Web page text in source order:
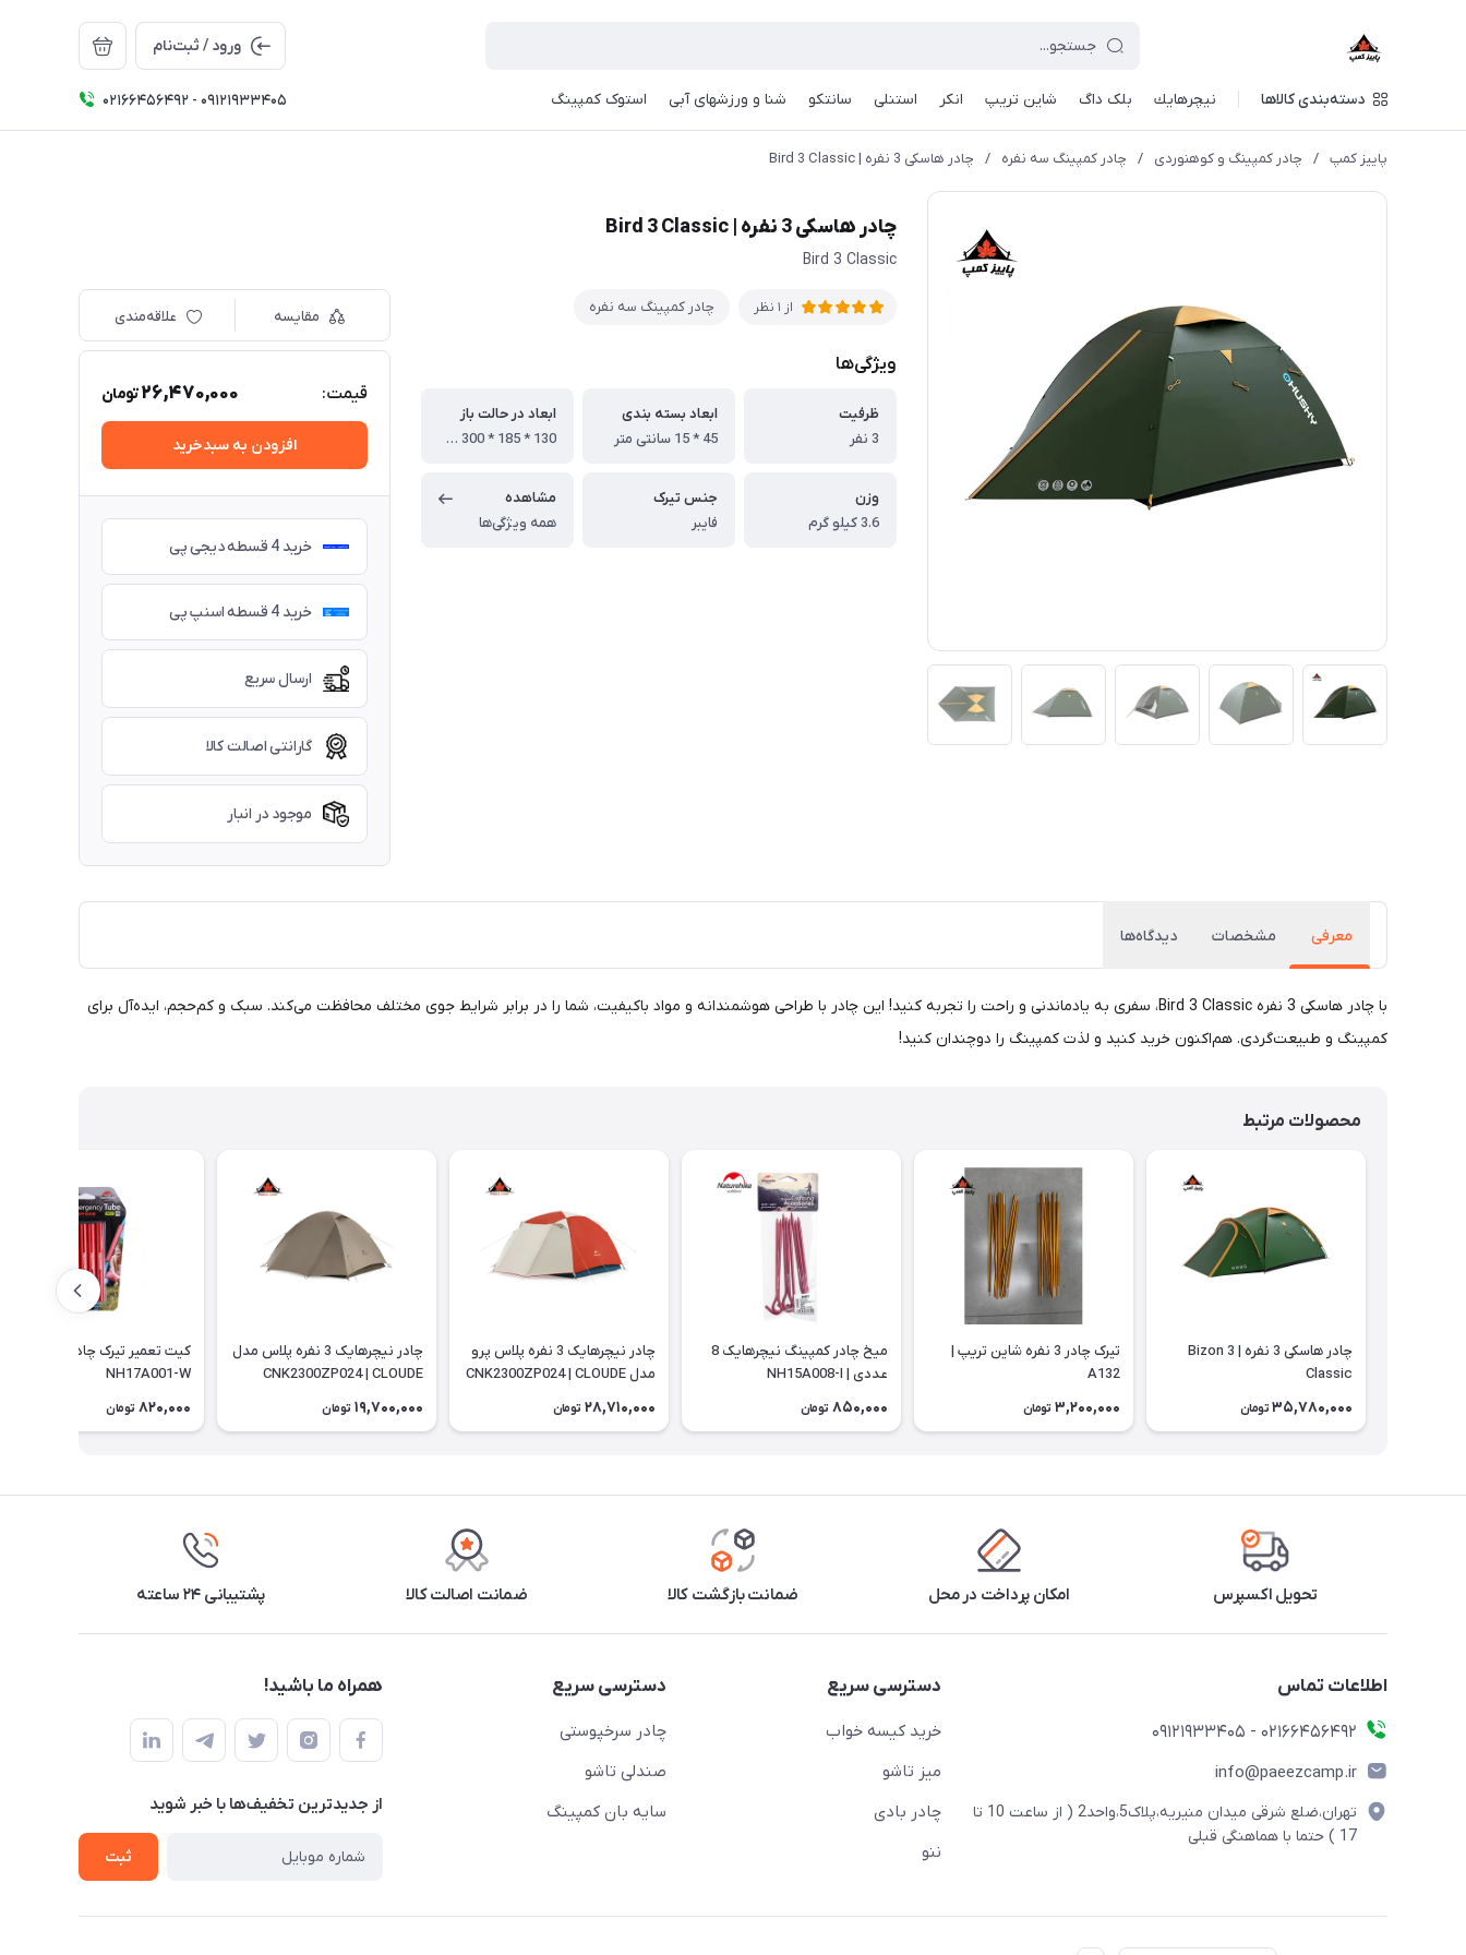
ورود / ثبت‌نام
دسته‌بندی کالاها نيچرهايك بلک داگ شاین تریپ انکر استنلی سانتکو شنا و ورزشهای آبی استوک کمپینگ 02166456492 - 09121933405
پاییز کمپ / چادر کمپینگ و کوهنوردی / چادر كمپينگ سه نفره / چادر هاسکی 3 نفره | Bird 3 Classic
چادر هاسکی 3 نفره | Bird 3 Classic
Bird 3 Classic
از 1 نظر چادر كمپينگ سه نفره
ویژگی‌ها
ظرفیت
3 نفر
ابعاد بسته بندی
45 * 15 سانتی متر
ابعاد در حالت باز
130 * 185 * 300 سانتی متر
وزن
3.6 کیلو گرم
جنس تیرک
فایبر
مشاهده
همه ویژگی‌ها
مقایسه علاقه‌مندی
قیمت: 26,470,000تومان
افزودن به سبدخرید
خرید 4 قسطه دیجی پی
خرید 4 قسطه اسنپ پی
ارسال سریع
گارانتی اصالت کالا
موجود در انبار
معرفی مشخصات دیدگاه‌ها
با چادر هاسکی 3 نفره Bird 3 Classic، سفری به یادماندنی و راحت را تجربه کنید! این چادر با طراحی هوشمندانه و مواد باکیفیت، شما را در برابر شرایط جوی مختلف محافظت می‌کند. سبک و کم‌حجم، ایده‌آل برای
کمپینگ و طبیعت‌گردی. هم‌اکنون خرید کنید و لذت کمپینگ را دوچندان کنید!
محصولات مرتبط
چادر هاسکی 3 نفره | Bizon 3
Classic
35,780,000 تومان
تیرک چادر 3 نفره شاین تریپ |
A132
3,200,000 تومان
میخ چادر کمپینگ نیچرهایک 8
عددی | NH15A008-I
850,000 تومان
چادر نیچرهایک 3 نفره پلاس پرو
مدل CNK2300ZP024 | CLOUDE
RIVER Pro
28,710,000 تومان
چادر نیچرهایک 3 نفره پلاس مدل
CNK2300ZP024 | CLOUDE
19,700,000 تومان
کیت تعمیر تیرک چادر |
NH17A001-W
820,000 تومان
تحویل اکسپرس امکان پرداخت در محل ضمانت بازگشت کالا ضمانت اصالت کالا پشتیبانی ۲۴ ساعته
اطلاعات تماس
02166456492 - 09121933405
info@paeezcamp.ir
تهران،ضلع شرقی میدان منیریه،پلاک5،واحد2 ( از ساعت 10 تا
17 ) حتما با هماهنگی قبلی
دسترسی سریع
خرید کیسه خواب
میز تاشو
چادر بادی
ننو
دسترسی سریع
چادر سرخپوستی
صندلی تاشو
سایه بان کمپینگ
همراه ما باشید!
از جدید‌ترین تخفیف‌ها با‌ خبر شوید
ثبت